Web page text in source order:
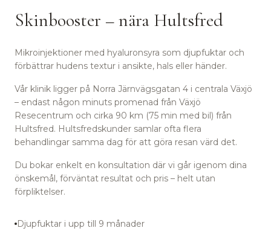
Skinbooster – nära Hultsfred
Mikroinjektioner med hyaluronsyra som djupfuktar och
förbättrar hudens textur i ansikte, hals eller händer.
Vår klinik ligger på Norra Järnvägsgatan 4 i centrala Växjö
– endast någon minuts promenad från Växjö
Resecentrum och cirka 90 km (75 min med bil) från
Hultsfred. Hultsfredskunder samlar ofta flera
behandlingar samma dag för att göra resan värd det.
Du bokar enkelt en konsultation där vi går igenom dina
önskemål, förväntat resultat och pris – helt utan
förpliktelser.
Djupfuktar i upp till 9 månader